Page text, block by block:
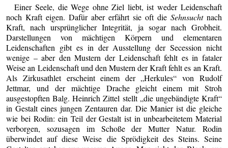
Einer Seele, die Wege ohne Ziel liebt, ist weder Leidenschaft
noch Kraft eigen. Dafür aber erfährt sie oft die Sehnsuchtnach
Kraft, nach ursprünglicher Integrität, ja sogar nach Grobheit.
Darstellungen von mächtigen Körpern und elementaren
Leidenschaften gibt es in der Ausstellung der Secession nicht
wenige – aber den Mustern der Leidenschaft fehlt es in fataler
Weise an Leidenschaft und den Mustern der Kraft fehlt es an Kraft.
Als Zirkusathlet erscheint einem der „Herkules“ von Rudolf
Jettmar, und der mächtige Drache gleicht einem mit Stroh
ausgestopften Balg. Heinrich Zittel stellt „die ungebändigte Kraft“
in Gestalt eines jungen Zentauren dar. Die Manier ist die gleiche
wie bei Rodin: ein Teil der Gestalt ist in unbearbeitetem Material
verborgen, sozusagen im Schoße der Mutter Natur. Rodin
überwindet auf diese Weise die Sprödigkeit des Steins. Seine